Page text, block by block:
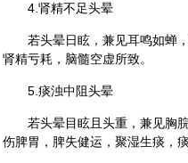
4.肾精不足头晕
若头晕日眩，兼见耳鸣如蝉
肾精亏耗，脑髓空虚所致。
5.痰浊中阻头晕
若头晕目眩且头重，兼见胸
伤脾胃，脾失健运，聚湿生痰，